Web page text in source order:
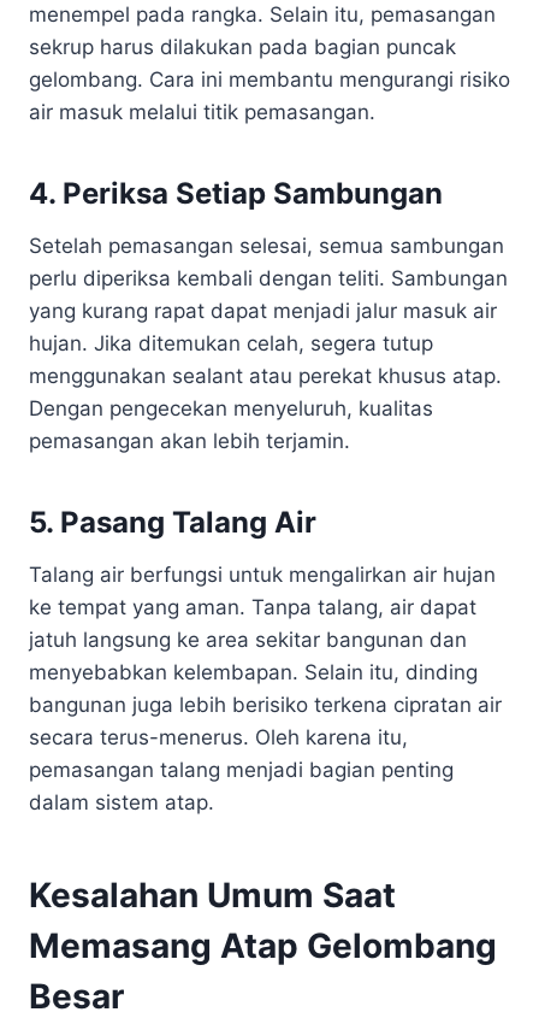
menempel pada rangka. Selain itu, pemasangan
sekrup harus dilakukan pada bagian puncak
gelombang. Cara ini membantu mengurangi risiko
air masuk melalui titik pemasangan.
4. Periksa Setiap Sambungan
Setelah pemasangan selesai, semua sambungan
perlu diperiksa kembali dengan teliti. Sambungan
yang kurang rapat dapat menjadi jalur masuk air
hujan. Jika ditemukan celah, segera tutup
menggunakan sealant atau perekat khusus atap.
Dengan pengecekan menyeluruh, kualitas
pemasangan akan lebih terjamin.
5. Pasang Talang Air
Talang air berfungsi untuk mengalirkan air hujan
ke tempat yang aman. Tanpa talang, air dapat
jatuh langsung ke area sekitar bangunan dan
menyebabkan kelembapan. Selain itu, dinding
bangunan juga lebih berisiko terkena cipratan air
secara terus-menerus. Oleh karena itu,
pemasangan talang menjadi bagian penting
dalam sistem atap.
Kesalahan Umum Saat
Memasang Atap Gelombang
Besar